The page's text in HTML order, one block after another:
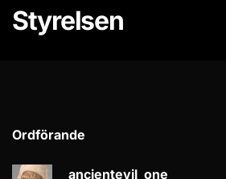
Styrelsen
Ordförande
ancientevil_one